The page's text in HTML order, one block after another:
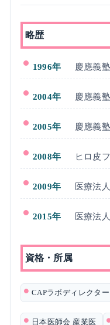
略歴
1996年 慶應義
2004年 慶應義
2005年 慶應義
2008年 ヒロ皮
2009年 医療法
2015年 医療法
資格・所属
CAPラボディレクター
日本医師会 産業医